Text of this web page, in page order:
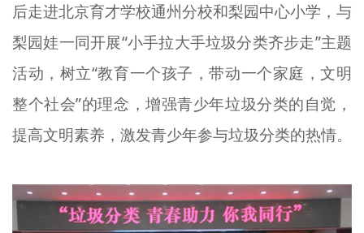
榜样人物
+
身边好人
文明评论
北京宣传文化引导基金
宣传思想文化人才
专题
后走进北京育才学校通州分校和梨园中心小学，与
梨园娃一同开展“小手拉大手垃圾分类齐步走”主题
活动，树立“教育一个孩子，带动一个家庭，文明
整个社会”的理念，增强青少年垃圾分类的自觉，
提高文明素养，激发青少年参与垃圾分类的热情。